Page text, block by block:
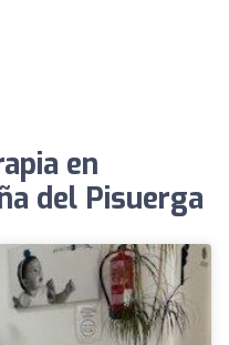
en
del Pisuerga